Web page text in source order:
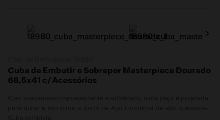
Cuba de Embutir e Sobrepor Masterpiece Dourado
68,5x41 c/ Acessórios